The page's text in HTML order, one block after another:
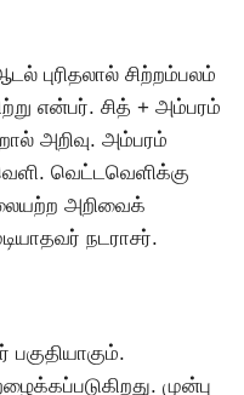
புரிதலால் சிற்றம்பலம்
என்பர். சித் + அம்பரம்
அறிவு. அம்பரம்
வெட்டவெளிக்கு
அறிவைக்
நடராசர்.
முன்பு